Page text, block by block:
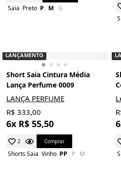
Saia Preto P M G
LANÇAMENTO
Short Saia Cintura Média
Lança Perfume 0009
LANÇA PERFUME
R$ 333,00
6x R$ 55,50
2 Comprar
Shorts Saia Vinho PP P M